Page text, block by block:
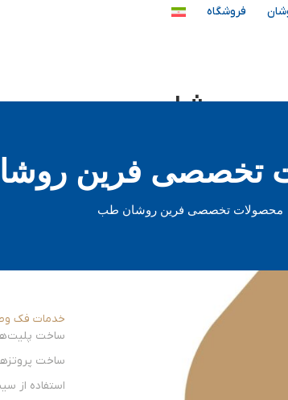
فروشگاه
روشان
تخصصی فرین
محصولات تخصصی فرین روشان طب
خدمات فک
ساخت
ساخت
استفاده از